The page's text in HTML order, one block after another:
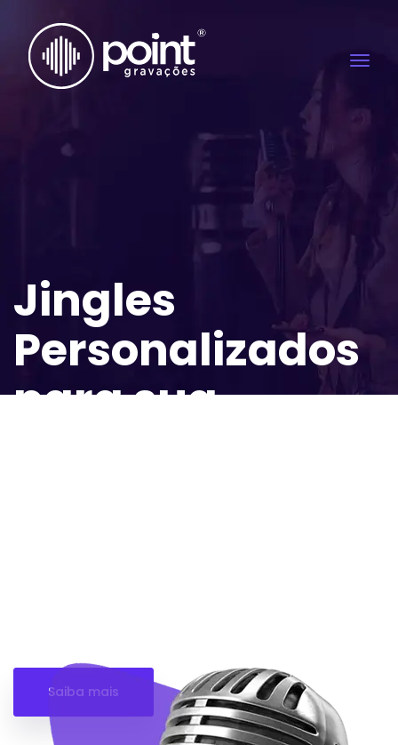
Jingles
Personalizados
para sua
Saiba mais